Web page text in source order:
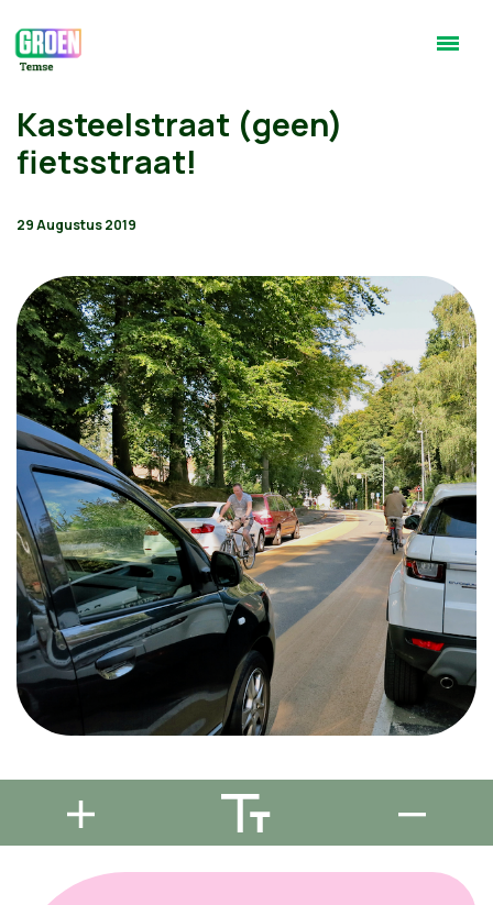
Kasteelstraat (geen)
fietsstraat!
29 Augustus 2019